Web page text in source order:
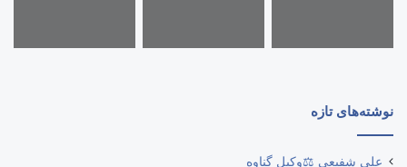
نوشته‌های تازه
علی شفیعی ⚖️وکیل گناوه